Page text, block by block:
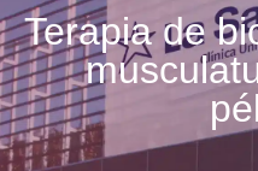
Terapia de